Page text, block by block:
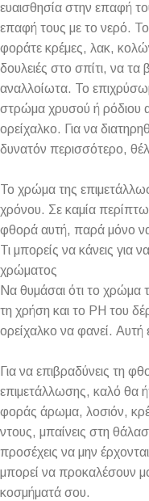
ευαισθησία στην επαφή
επαφή τους με το νερό.
φοράτε κρέμες, λακ,
δουλειές στο σπίτι, να
αναλλοίωτα. Το
στρώμα χρυσού ή ρόδιου
ορείχαλκο. Για να
δυνατόν περισσότερο,
Το χρώμα της
χρόνου. Σε καμία
φθορά αυτή, παρά μόνο να
Τι μπορείς να κάνεις για
χρώματος
Να θυμάσαι ότι το χρώμα
τη χρήση και το PH του
ορείχαλκο να φανεί. Αυτή
Για να επιβραδύνεις τη
επιμετάλλωσης, καλό θα
φοράς άρωμα, λοσιόν,
ντους, μπαίνεις στη
προσέχεις να μην
μπορεί να προκαλέσουν
κοσμήματά σου.